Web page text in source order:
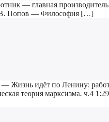
— главная
В. Попов — Философия […]
— Жизнь идёт по Ленину:
теория марксизма. ч.4